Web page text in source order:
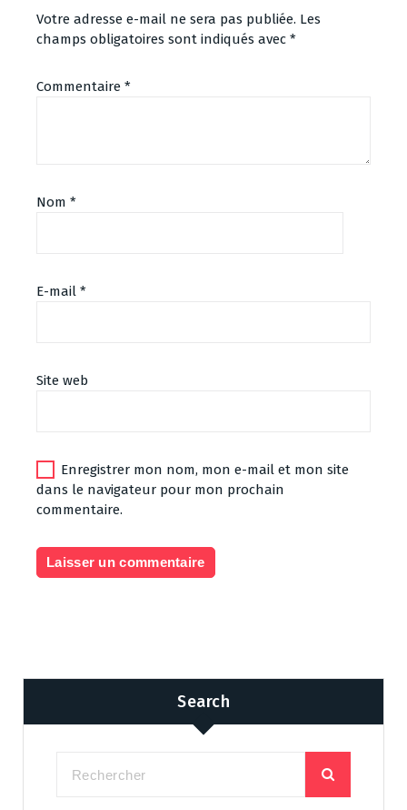
Votre adresse e-mail ne sera pas publiée. Les
champs obligatoires sont indiqués avec *
Commentaire *
Nom *
E-mail *
Site web
Enregistrer mon nom, mon e-mail et mon site
dans le navigateur pour mon prochain
commentaire.
Search